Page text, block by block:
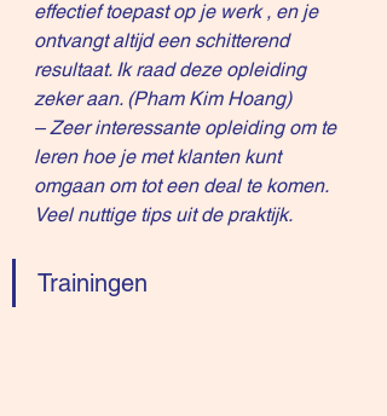
effectief toepast op je werk , en je
ontvangt altijd een schitterend
resultaat. Ik raad deze opleiding
zeker aan. (Pham Kim Hoang)
– Zeer interessante opleiding om te
leren hoe je met klanten kunt
omgaan om tot een deal te komen.
Veel nuttige tips uit de praktijk.
Trainingen